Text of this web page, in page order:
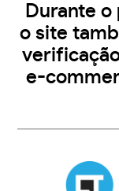
Durante o
o site
e-